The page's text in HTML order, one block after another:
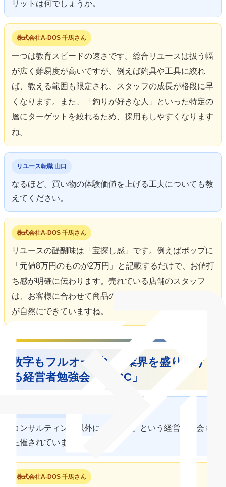
リットは何でしょうか。
株式会社A-DOS 千馬さん
一つは教育スピードの速さです。総合リユースは扱う幅
が広く難易度が高いですが、例えば釣具や工具に絞れ
ば、教える範囲も限定され、スタッフの成長が格段に早
くなります。また、「釣りが好きな人」といった特定の
層にターゲットを絞れるため、採用もしやすくなります
ね。
リユース転職 山口
なるほど。買い物の体験価値を上げる工夫についても教
えてください。
株式会社A-DOS 千馬さん
リユースの醍醐味は「宝探し感」です。例えばポップに
「元値8万円のものが2万円」と記載するだけで、お値打
ち感が明確に伝わります。売れている店舗のスタッフ
は、お客様に合わせて商品の価値をしっかり伝えること
が自然にできていますね。
数字もフルオープン。業界を盛り上げ
る経営者勉強会「TRCC」
コンサルティング以外に「TRCC」という経営勉強会も
主催されていますよね。
株式会社A-DOS 千馬さん